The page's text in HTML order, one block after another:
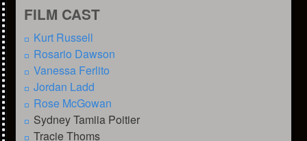
FILM CAST
Kurt Russell
Rosario Dawson
Vanessa Ferlito
Jordan Ladd
Rose McGowan
Sydney Tamiia Poitier
Tracie Thoms